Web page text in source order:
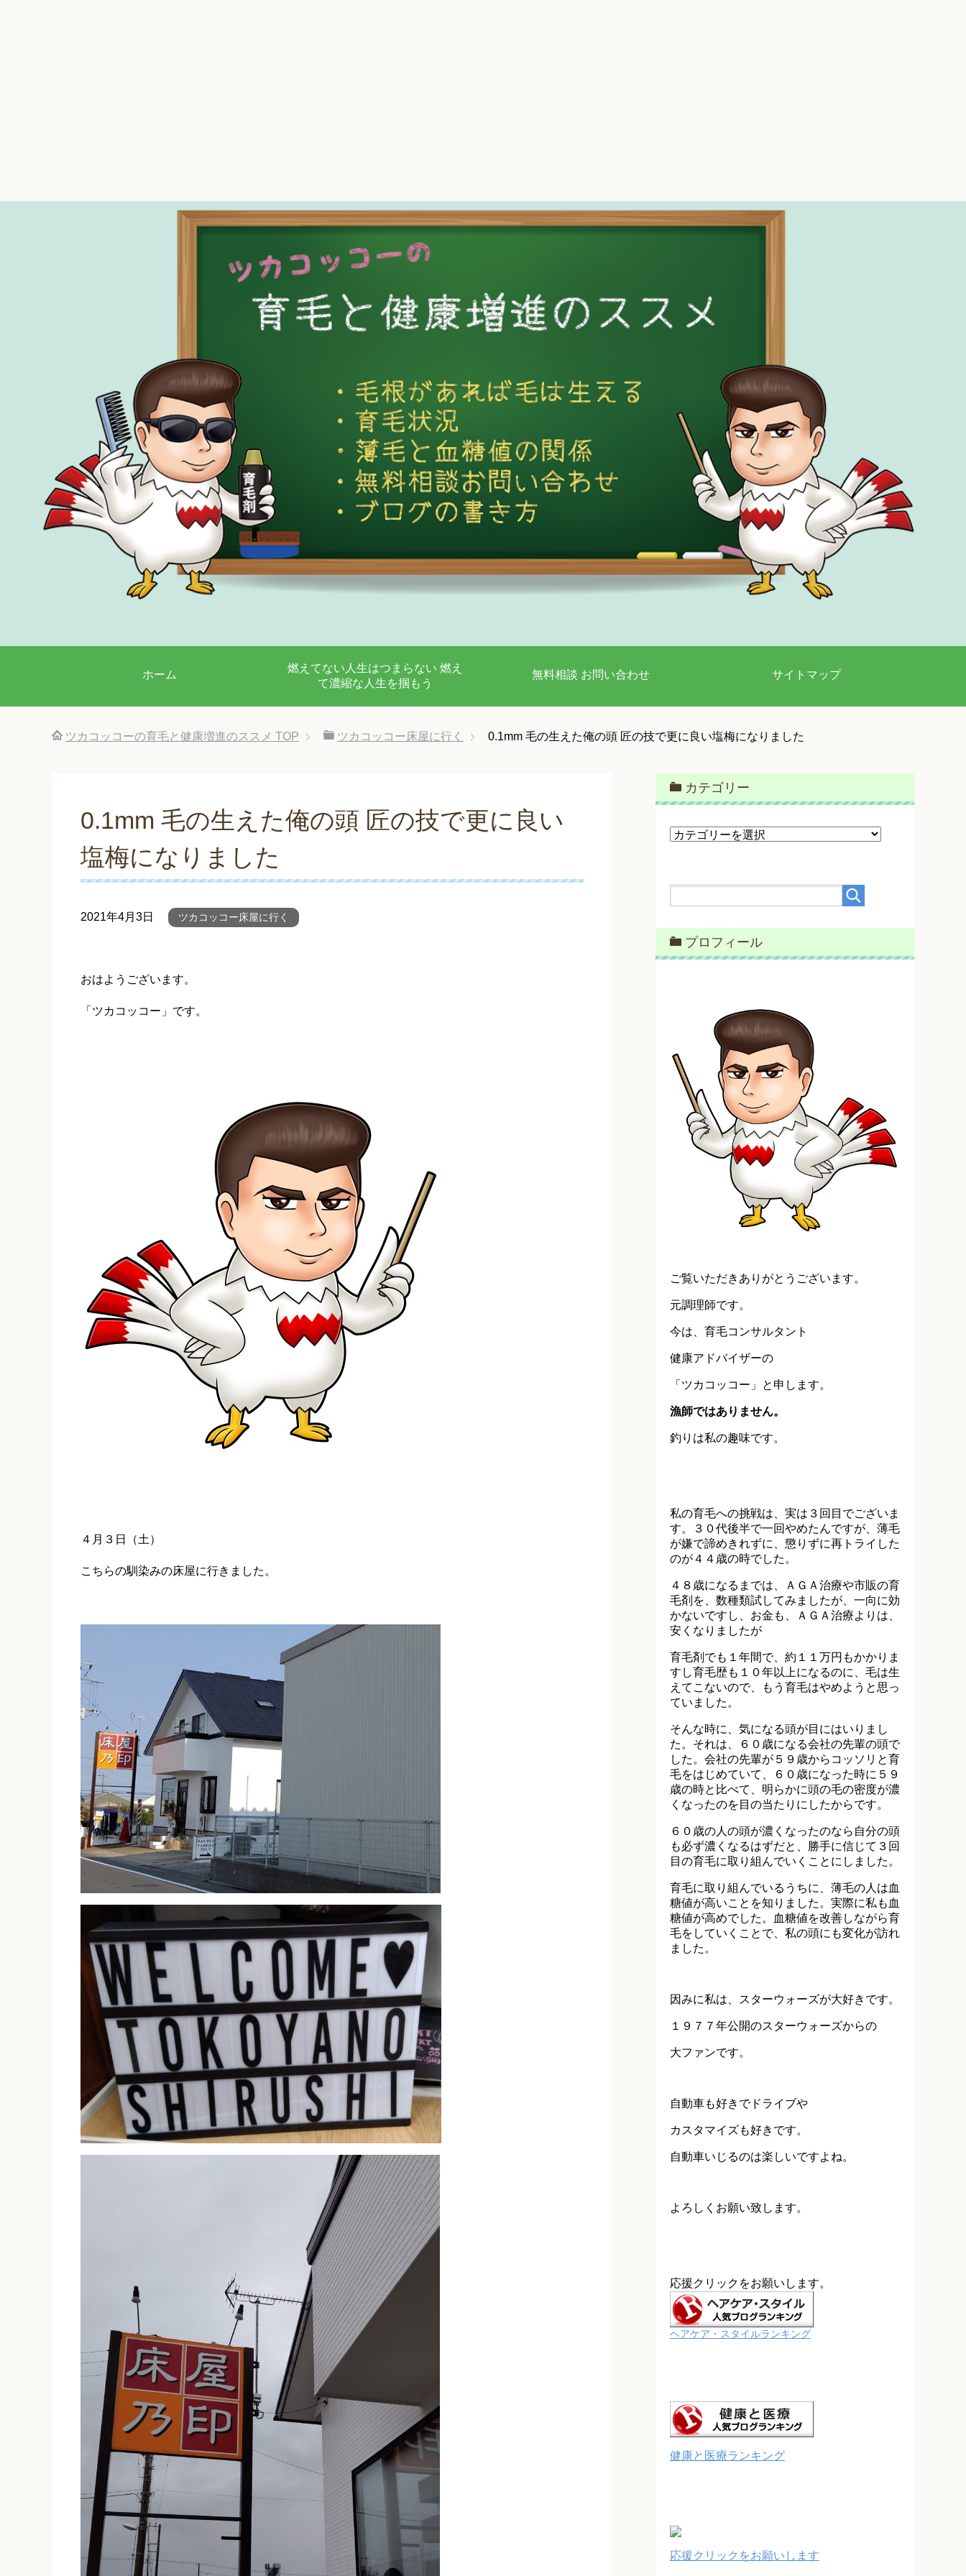
ホーム
燃えてない人生はつまらない 燃え
て濃縮な人生を掴もう
無料相談 お問い合わせ サイトマップ
ツカコッコーの育毛と健康増進のススメ TOP ツカコッコー床屋に行く 0.1mm 毛の生えた俺の頭 匠の技で更に良い塩梅になりました
0.1mm 毛の生えた俺の頭 匠の技で更に良い
塩梅になりました
2021年4月3日 ツカコッコー床屋に行く
おはようございます。
「ツカコッコー」です。
４月３日（土）
こちらの馴染みの床屋に行きました。
カテゴリー
カ
プロフィール
ご覧いただきありがとうございます。
元調理師です。
今は、育毛コンサルタント
健康アドバイザーの
「ツカコッコー」と申します。
漁師ではありません。
釣りは私の趣味です。
私の育毛への挑戦は、実は３回目でございま
す。３０代後半で一回やめたんですが、薄毛
が嫌で諦めきれずに、懲りずに再トライした
のが４４歳の時でした。
４８歳になるまでは、ＡＧＡ治療や市販の育
毛剤を、数種類試してみましたが、一向に効
かないですし、お金も、ＡＧＡ治療よりは、
安くなりましたが
育毛剤でも１年間で、約１１万円もかかりま
すし育毛歴も１０年以上になるのに、毛は生
えてこないので、もう育毛はやめようと思っ
ていました。
そんな時に、気になる頭が目にはいりまし
た。それは、６０歳になる会社の先輩の頭で
した。会社の先輩が５９歳からコッソリと育
毛をはじめていて、６０歳になった時に５９
歳の時と比べて、明らかに頭の毛の密度が濃
くなったのを目の当たりにしたからです。
６０歳の人の頭が濃くなったのなら自分の頭
も必ず濃くなるはずだと、勝手に信じて３回
目の育毛に取り組んでいくことにしました。
育毛に取り組んでいるうちに、薄毛の人は血
糖値が高いことを知りました。実際に私も血
糖値が高めでした。血糖値を改善しながら育
毛をしていくことで、私の頭にも変化が訪れ
ました。
因みに私は、スターウォーズが大好きです。
１９７７年公開のスターウォーズからの
大ファンです。
自動車も好きでドライブや
カスタマイズも好きです。
自動車いじるのは楽しいですよね。
よろしくお願い致します。
応援クリックをお願いします。
ヘアケア・スタイルランキング
健康と医療ランキング
応援クリックをお願いします